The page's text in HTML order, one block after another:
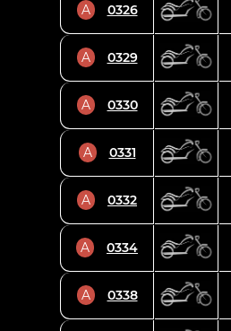
A 0326
A 0329
A 0330
A 0331
A 0332
A 0334
A 0338